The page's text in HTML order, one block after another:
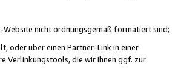
nicht ordnungsgemäß formatiert sind;
oder über einen Partner-Link in einer
Verlinkungstools, die wir Ihnen ggf. zur